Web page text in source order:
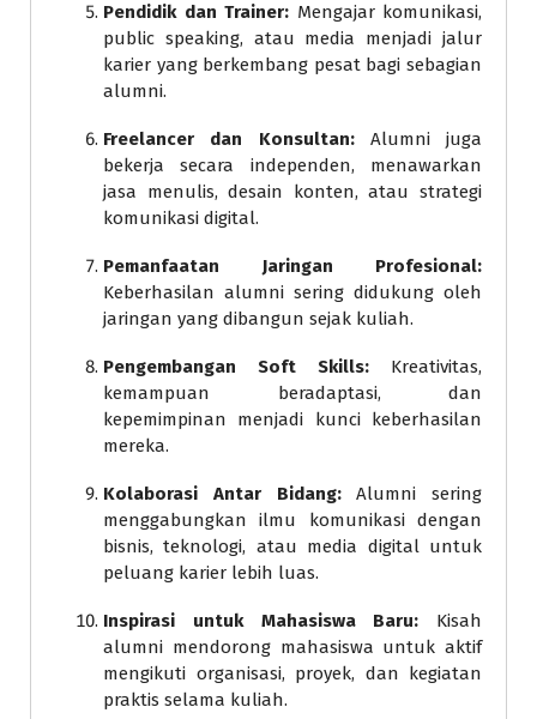
Pendidik dan Trainer: Mengajar komunikasi,
public speaking, atau media menjadi jalur
karier yang berkembang pesat bagi sebagian
alumni.
Freelancer dan Konsultan:Alumni juga
bekerja secara independen, menawarkan
jasa menulis, desain konten, atau strategi
komunikasi digital.
Pemanfaatan Jaringan Profesional:
Keberhasilan alumni sering didukung oleh
jaringan yang dibangun sejak kuliah.
Pengembangan Soft Skills: Kreativitas,
kemampuan beradaptasi, dan
kepemimpinan menjadi kunci keberhasilan
mereka.
Kolaborasi Antar Bidang:Alumni sering
menggabungkan ilmu komunikasi dengan
bisnis, teknologi, atau media digital untuk
peluang karier lebih luas.
Inspirasi untuk Mahasiswa Baru: Kisah
alumni mendorong mahasiswa untuk aktif
mengikuti organisasi, proyek, dan kegiatan
praktis selama kuliah.